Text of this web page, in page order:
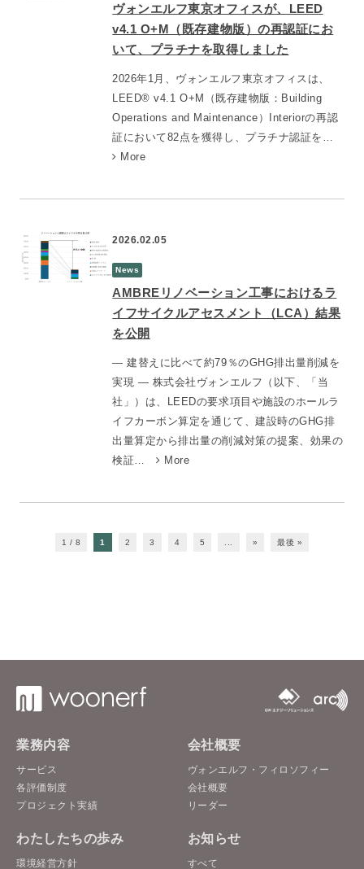
ヴォンエルフ東京オフィスが、LEED
v4.1 O+M（既存建物版）の再認証にお
いて、プラチナを取得しました
2026年1月、ヴォンエルフ東京オフィスは、
LEED® v4.1 O+M（既存建物版：Building
Operations and Maintenance）Interiorの再認
証において82点を獲得し、プラチナ認証を…
More
2026.02.05
News
AMBREリノベーション工事におけるラ
イフサイクルアセスメント（LCA）結果
を公開
― 建替えに比べて約79％のGHG排出量削減を
実現 ― 株式会社ヴォンエルフ（以下、「当
社」）は、LEEDの要求項目や施設のホールラ
イフカーボン算定を通じて、建設時のGHG排
出量算定から排出量の削減対策の提案、効果の
検証…
More
1 / 8 1 2 3 4 5 » 最後 »
業務内容
サービス
各評価制度
プロジェクト実績
会社概要
ヴォンエルフ・フィロソフィー
会社概要
リーダー
わたしたちの歩み
環境経営方針
お知らせ
すべて